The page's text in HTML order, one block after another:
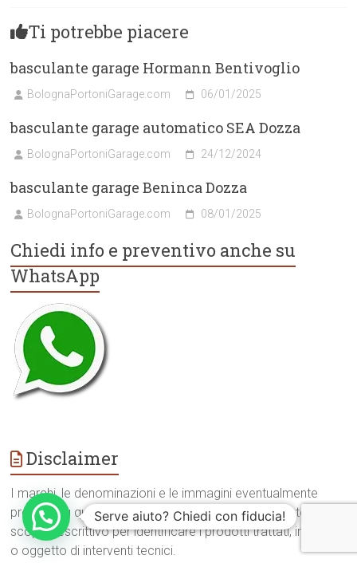
Ti potrebbe piacere
basculante garage Hormann Bentivoglio
BolognaPortoniGarage.com 06/01/2025
basculante garage automatico SEA Dozza
BolognaPortoniGarage.com 24/12/2024
basculante garage Beninca Dozza
BolognaPortoniGarage.com 08/01/2025
Chiedi info e preventivo anche su
WhatsApp
Disclaimer
I marchi, le denominazioni e le immagini eventualmente
presenti su questo sito sono utilizzati esclusivamente a
scopo descrittivo per identificare i prodotti trattati, installati
o oggetto di interventi tecnici.
Serve aiuto? Chiedi con fiducia!